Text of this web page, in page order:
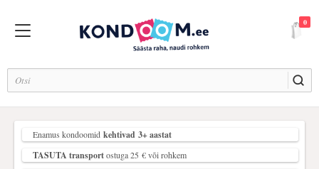
0
LOGI SISSE
REGISTREERU
Enamus kondoomid kehtivad 3+ aastat
TASUTA transportostuga 25 € või rohkem